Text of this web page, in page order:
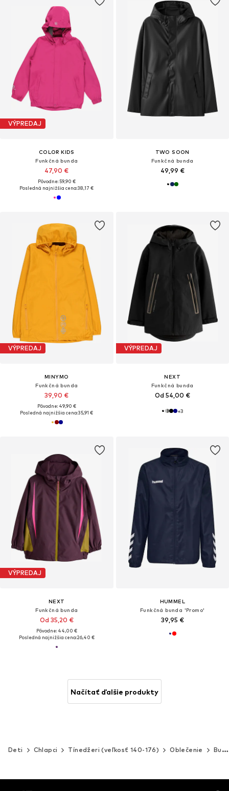
VÝPREDAJ
COLOR KIDS
Funkčná bunda
47,90 €
Pôvodne: 59,90 €
Posledná najnižšia cena:38,17 €
TWO SOON
Funkčná bunda
49,99 €
VÝPREDAJ
MINYMO
Funkčná bunda
39,90 €
Pôvodne: 49,90 €
Posledná najnižšia cena:35,91 €
VÝPREDAJ
NEXT
Funkčná bunda
Od 54,00 €
+3
VÝPREDAJ
NEXT
Funkčná bunda
Od 35,20 €
Pôvodne: 44,00 €
Posledná najnižšia cena:26,40 €
HUMMEL
Funkčná bunda 'Promo'
39,95 €
Načítať ďalšie produkty
Deti Chlapci Tínedžeri (veľkosť 140-176) Oblečenie Bundy & kabáty